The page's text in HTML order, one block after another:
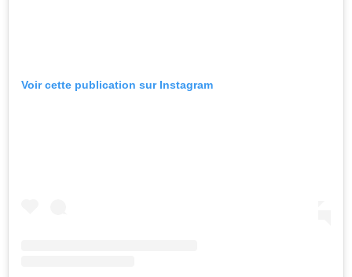
Voir cette publication sur Instagram